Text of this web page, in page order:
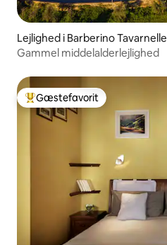
Lejlighed i Barberino Tavarnelle
Gammel middelalderlejlighed
Bedste gæstefavorit
Gæstefavorit